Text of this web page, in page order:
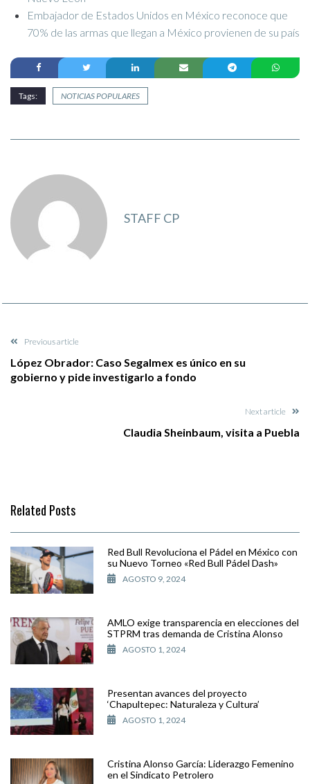
Embajador de Estados Unidos en México reconoce que
70% de las armas que llegan a México provienen de su país
Tags: NOTICIAS POPULARES
STAFF CP
Previous article
López Obrador: Caso Segalmex es único en su
gobierno y pide investigarlo a fondo
Next article
Claudia Sheinbaum, visita a Puebla
Related Posts
Red Bull Revoluciona el Pádel en México con
su Nuevo Torneo «Red Bull Pádel Dash»
AGOSTO 9, 2024
AMLO exige transparencia en elecciones del
STPRM tras demanda de Cristina Alonso
AGOSTO 1, 2024
Presentan avances del proyecto
‘Chapultepec: Naturaleza y Cultura’
AGOSTO 1, 2024
Cristina Alonso García: Liderazgo Femenino
en el Sindicato Petrolero